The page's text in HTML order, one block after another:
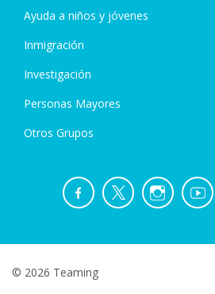
Ayuda a niños y jóvenes
Inmigración
Investigación
Personas Mayores
Otros Grupos
© 2026 Teaming